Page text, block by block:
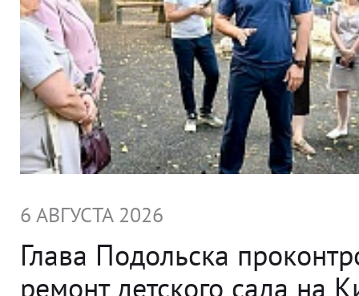
6 АВГУСТА 2026
Глава Подольска
ремонт детского сада на